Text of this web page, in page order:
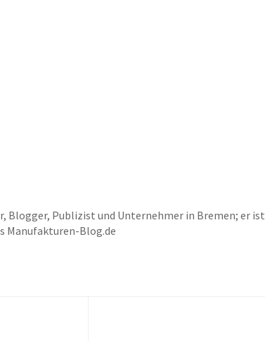
Blogger, Publizist und Unternehmer in Bremen; er ist
Manufakturen-Blog.de